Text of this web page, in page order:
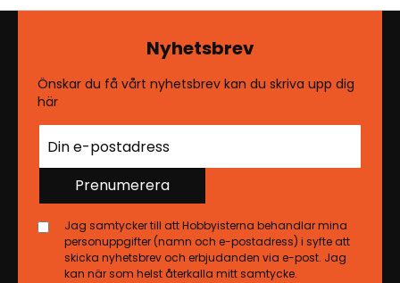
Nyhetsbrev
Önskar du få vårt nyhetsbrev kan du skriva upp dig
här
Prenumerera
Jag samtycker till att Hobbyisterna behandlar mina
personuppgifter (namn och e-postadress) i syfte att
skicka nyhetsbrev och erbjudanden via e-post. Jag
kan när som helst återkalla mitt samtycke.